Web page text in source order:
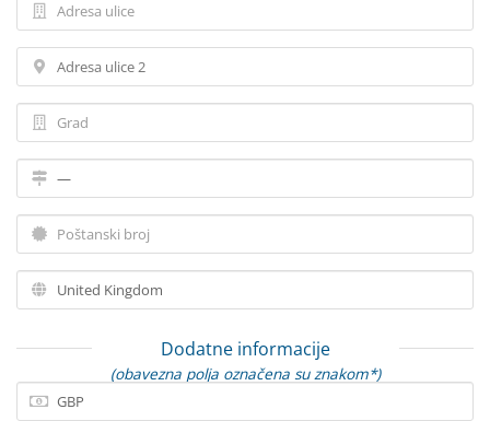
Dodatne informacije
(obavezna polja označena su znakom*)